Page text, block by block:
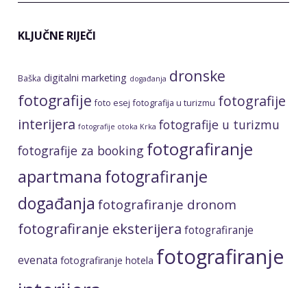
KLJUČNE RIJEČI
Baška digitalni marketing događanja dronske
fotografije foto esej fotografija u turizmu fotografije
interijera fotografije otoka Krka fotografije u turizmu
fotografije za booking fotografiranje
apartmana fotografiranje
događanja fotografiranje dronom
fotografiranje eksterijera fotografiranje
evenata fotografiranje hotela fotografiranje